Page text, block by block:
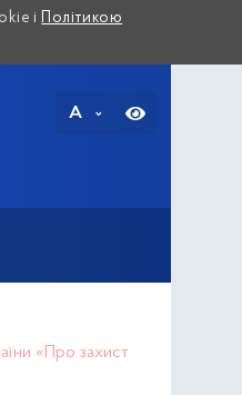
і Політикою
A
«Про захист